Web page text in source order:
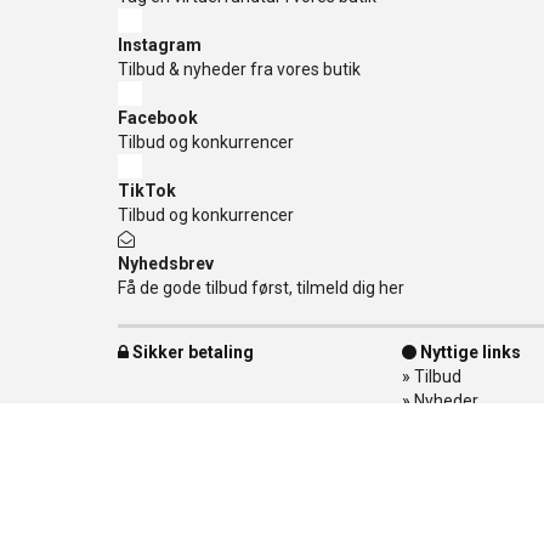
Instagram
Tilbud & nyheder fra vores butik
Facebook
Tilbud og konkurrencer
TikTok
Tilbud og konkurrencer
Nyhedsbrev
Få de gode tilbud først, tilmeld dig her
Sikker betaling
Nyttige links
» Tilbud
» Nyheder